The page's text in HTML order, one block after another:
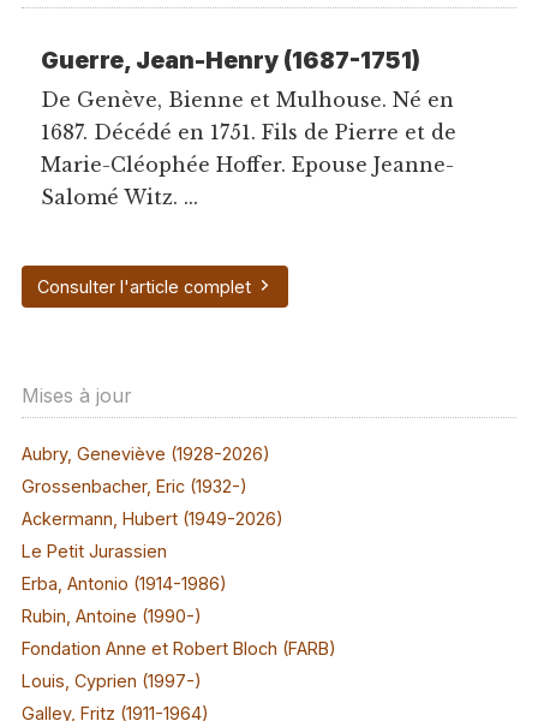
Guerre, Jean-Henry (1687-1751)
De Genève, Bienne et Mulhouse. Né en
1687. Décédé en 1751. Fils de Pierre et de
Marie-Cléophée Hoffer. Epouse Jeanne-
Salomé Witz. ...
Consulter l'article complet
Mises à jour
Aubry, Geneviève (1928-2026)
Grossenbacher, Eric (1932-)
Ackermann, Hubert (1949-2026)
Le Petit Jurassien
Erba, Antonio (1914-1986)
Rubin, Antoine (1990-)
Fondation Anne et Robert Bloch (FARB)
Louis, Cyprien (1997-)
Galley, Fritz (1911-1964)